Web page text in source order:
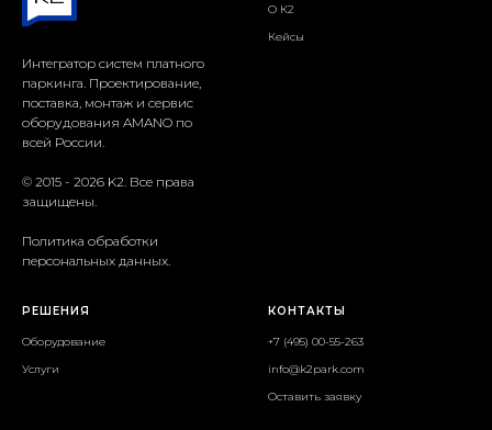
Интегратор систем платного
паркинга. Проектирование,
поставка, монтаж и сервис
оборудования AMANO по
всей России.
© 2015 - 2026 K2. Все права
защищены.
Политика обработки
персональных данных.
О К2
Кейсы
РЕШЕНИЯ
Оборудование
Услуги
КОНТАКТЫ
+7 (495) 00-55-263
info@k2park.com
Оставить заявку